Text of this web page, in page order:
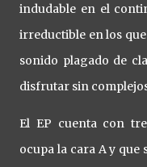
indudable en el
irreductible en los
sonido plagado de
disfrutar sin
El EP cuenta con
ocupa la cara A y